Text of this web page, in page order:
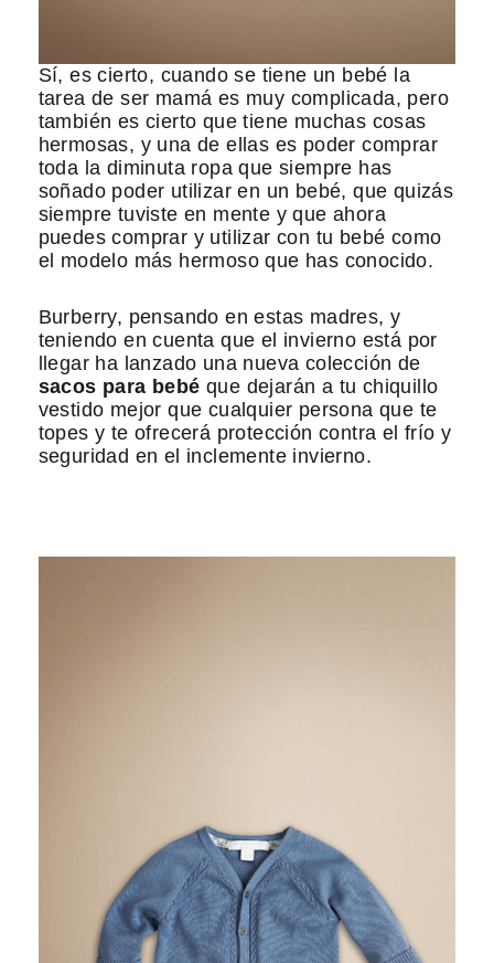
Sí, es cierto, cuando se tiene un bebé la
tarea de ser mamá es muy complicada, pero
también es cierto que tiene muchas cosas
hermosas, y una de ellas es poder comprar
toda la diminuta ropa que siempre has
soñado poder utilizar en un bebé, que quizás
siempre tuviste en mente y que ahora
puedes comprar y utilizar con tu bebé como
el modelo más hermoso que has conocido.
Burberry, pensando en estas madres, y
teniendo en cuenta que el invierno está por
llegar ha lanzado una nueva colección de
sacos para bebé que dejarán a tu chiquillo
vestido mejor que cualquier persona que te
topes y te ofrecerá protección contra el frío y
seguridad en el inclemente invierno.